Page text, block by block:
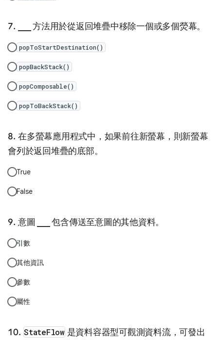
___ 方法用於從返回堆疊中移除一個或多個熒幕。
popToStartDestination()
popBackStack()
popComposable()
popToBackStack()
在多螢幕應用程式中，如果前往新螢幕，則新螢幕
會列於返回堆疊的底部。
True
False
意圖 ___ 包含傳送至意圖的其他資料。
引數
其他資訊
參數
屬性
StateFlow 是資料容器型可觀測資料流，可發出